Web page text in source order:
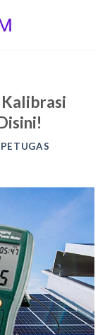
Kalibrasi
PETUGAS